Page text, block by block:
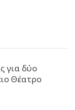
για δύο
Θέατρο